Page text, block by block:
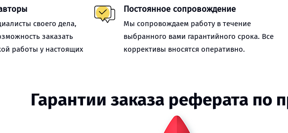
своего дела,
заказать
работы у настоящих
Постоянное сопровождение
Мы сопровождаем работу в течение
выбранного вами гарантийного срока. Все
коррективы вносятся оперативно.
Гарантии заказа реферата по